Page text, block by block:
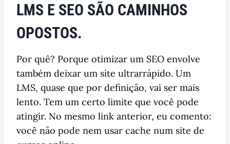
LMS E SEO SÃO CAMINHOS
OPOSTOS.
Por quê? Porque otimizar um SEO envolve
também deixar um site ultrarrápido. Um
LMS, quase que por definição, vai ser mais
lento. Tem um certo limite que você pode
atingir. No mesmo link anterior, eu comento:
você não pode nem usar cache num site de